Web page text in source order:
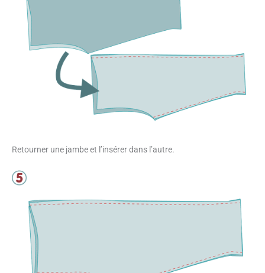
Retourner une jambe et l’insérer dans l’autre.